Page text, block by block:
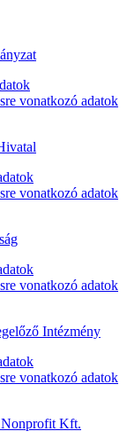
vonatkozó adatok
vonatkozó adatok
vonatkozó adatok
Intézmény
vonatkozó adatok
Nonprofit Kft.